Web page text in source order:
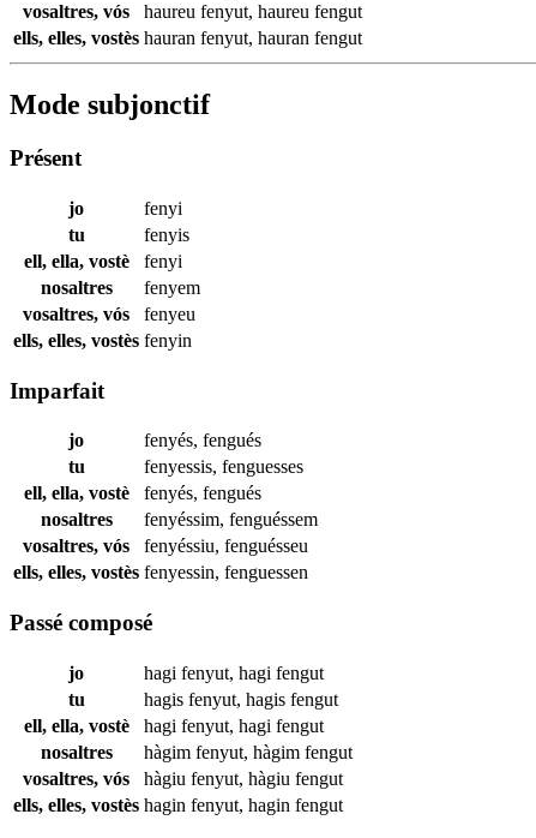
vosaltres, vós
haureu fenyut, haureu fengut
ells, elles, vostès hauran fenyut, hauran fengut
Mode subjonctif
Présent
jo
fenyi
tu
fenyis
ell, ella, vostè
fenyi
nosaltres
fenyem
vosaltres, vós
fenyeu
ells, elles, vostès fenyin
Imparfait
jo fenyés, fengués
tu
fenyessis, fenguesses
ell, ella, vostè
fenyés, fengués
nosaltres
fenyéssim, fenguéssem
vosaltres, vós
fenyéssiu, fenguésseu
ells, elles, vostès fenyessin, fenguessen
Passé composé
jo hagi fenyut, hagi fengut
tu
hagis fenyut, hagis fengut
ell, ella, vostè
hagi fenyut, hagi fengut
nosaltres
hàgim fenyut, hàgim fengut
vosaltres, vós
hàgiu fenyut, hàgiu fengut
ells, elles, vostès hagin fenyut, hagin fengut